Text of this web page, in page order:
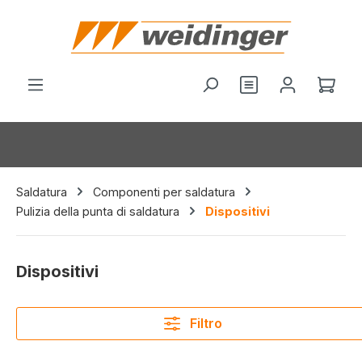
principale
Hai 0 articoliIl
Saldatura
Componenti per saldatura
Pulizia della punta di saldatura
Dispositivi
Dispositivi
Filtro